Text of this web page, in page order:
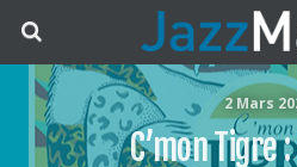
2 Mars
C’mon Tigre